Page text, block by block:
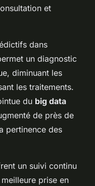
et
dans
un diagnostic
diminuant les
les traitements.
du big data
de près de
pertinence des
un suivi continu
prise en